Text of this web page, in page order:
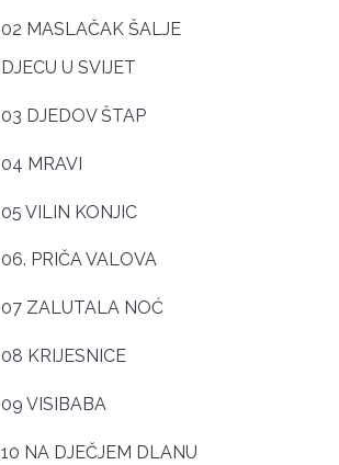
02 MASLAČAK ŠALJE
DJECU U SVIJET
03 DJEDOV ŠTAP
04 MRAVI
05 VILIN KONJIC
06. PRIČA VALOVA
07 ZALUTALA NOĆ
08 KRIJESNICE
09 VISIBABA
10 NA DJEČJEM DLANU